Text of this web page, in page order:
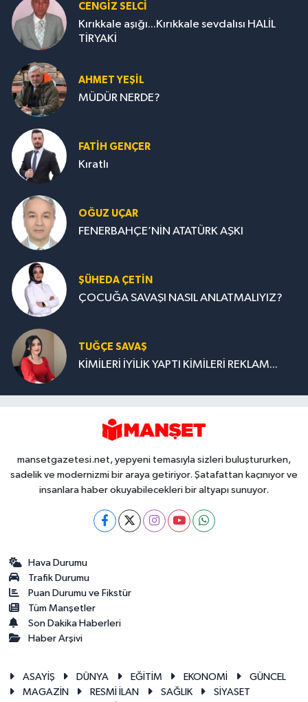
CENGİZ SELCİ
Kırıkkale aşığı...Kırıkkale sevdalısı HALİL
TİRYAKİ
AHMET YEŞİL
MÜDÜR NERDE?
FATIH GENÇER
Kıratlı
OĞUZ UÇAR
FENERBAHÇE’NİN ATATÜRK AŞKI
ŞÜHEDA ÇETİN
ÇOCUĞA SAVAŞI NASIL ANLATMALIYIZ?
TUĞÇE SAVAŞ
KİMİLERİ İYİLİK YAPTI KİMİLERİ REKLAM...
mansetgazetesi.net, yepyeni temasıyla sizleri buluştururken,
sadelik ve modernizmi bir araya getiriyor. Şatafattan kaçınıyor ve
insanlara haber okuyabilecekleri bir altyapı sunuyor.
Hava Durumu
Trafik Durumu
Puan Durumu ve Fikstür
Tüm Manşetler
Son Dakika Haberleri
Haber Arşivi
ASAYİŞ DÜNYA EĞİTİM EKONOMİ
GÜNCEL
MAGAZİN
RESMİ İLAN SAĞLIK
SİYASET